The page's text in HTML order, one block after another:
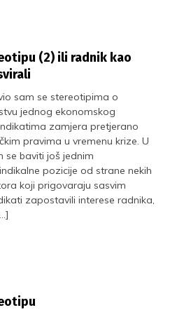
(2) ili radnik kao
sam se stereotipima o
jednog ekonomskog
zamjera pretjerano
pravima u vremenu krize. U
se baviti još jednim
pozicije od strane nekih
koji prigovaraju sasvim
zapostavili interese radnika,